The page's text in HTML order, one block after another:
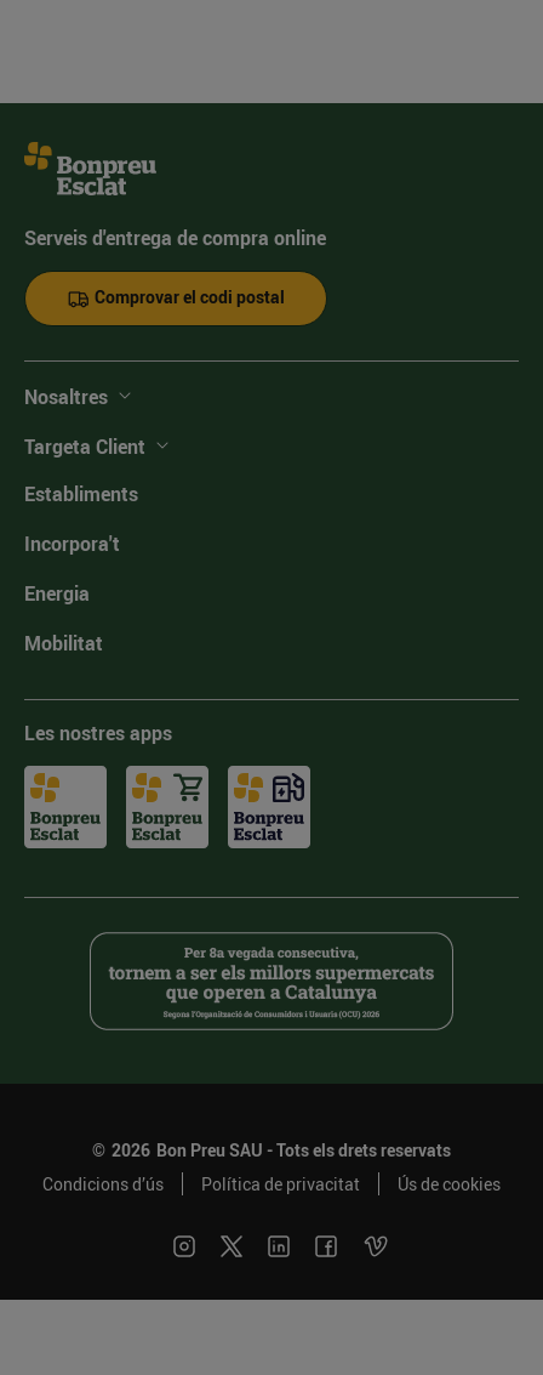
Serveis d'entrega de compra online
Comprovar el codi postal
Nosaltres
Targeta Client
Establiments
Incorpora't
Energia
Mobilitat
Les nostres apps
© 2026 Bon Preu SAU - Tots els drets reservats
Condicions d’ús
Política de privacitat Ús de cookies